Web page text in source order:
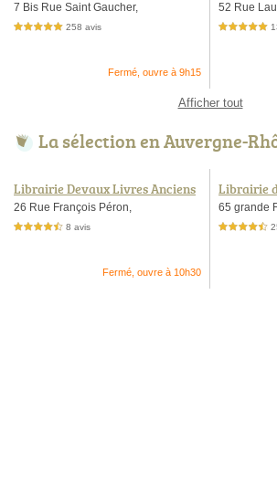
7 Bis Rue Saint Gaucher,
5,0 étoiles sur 5 258 avis
Fermé, ouvre à 9h15
52 Rue
5,0 étoiles sur 5
Afficher tout
La sélection en Auvergne-
Librairie Devaux Livres Anciens
26 Rue François Péron,
4,5 étoiles sur 5 8 avis
Fermé, ouvre à 10h30
Librairie
65 grande
4,5 étoiles sur 5